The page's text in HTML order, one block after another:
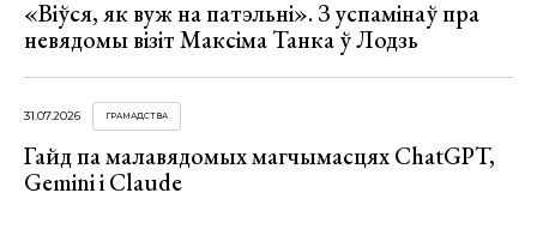
«Віўся, як вуж на патэльні». З успамінаў пра
невядомы візіт Максіма Танка ў Лодзь
31.07.2026 ГРАМАДСТВА
Гайд па малавядомых магчымасцях ChatGPT,
Gemini і Claude